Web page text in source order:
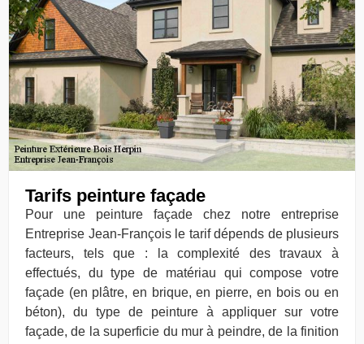
Tarifs peinture façade
Pour une peinture façade chez notre entreprise
Entreprise Jean-François le tarif dépends de plusieurs
facteurs, tels que : la complexité des travaux à
effectués, du type de matériau qui compose votre
façade (en plâtre, en brique, en pierre, en bois ou en
béton), du type de peinture à appliquer sur votre
façade, de la superficie du mur à peindre, de la finition